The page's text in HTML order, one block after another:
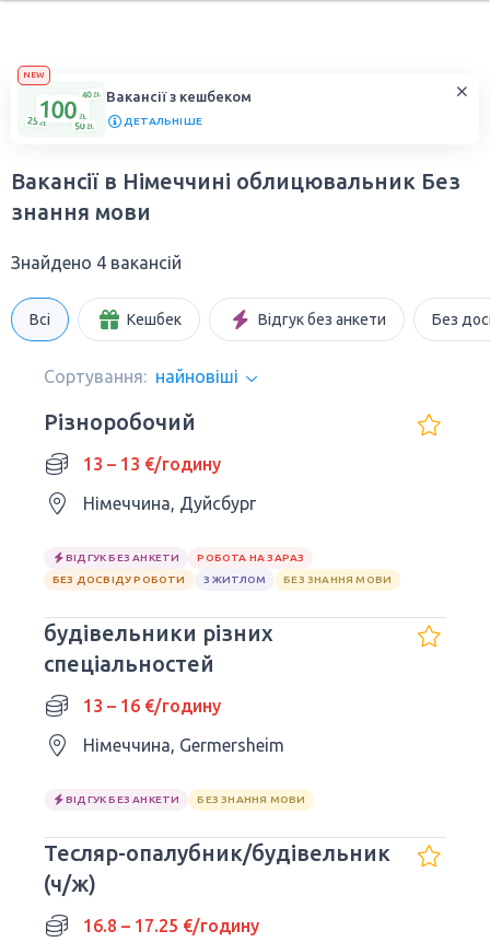
NEW
Вакансії з кешбеком
ДЕТАЛЬНІШЕ
Вакансії в Німеччині облицювальник Без
знання мови
Знайдено 4 вакансій
Всі Кешбек Відгук без анкети Без
Сортування: найновіші
Різноробочий
13 – 13 €/годину
Німеччина, Дуйсбург
ВІДГУК БЕЗ АНКЕТИ
РОБОТА НА ЗАРАЗ
БЕЗ ДОСВІДУ РОБОТИ
З ЖИТЛОМ БЕЗ ЗНАННЯ МОВИ
будівельники різних
спеціальностей
13 – 16 €/годину
Німеччина, Germersheim
ВІДГУК БЕЗ АНКЕТИ БЕЗ ЗНАННЯ МОВИ
Тесляр-опалубник/будівельник
(ч/ж)
16.8 – 17.25 €/годину